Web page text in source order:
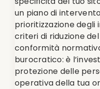
un piano di
prioritizzazione degli
criteri di riduzione
conformità
burocratico: è
protezione delle
operativa della tua